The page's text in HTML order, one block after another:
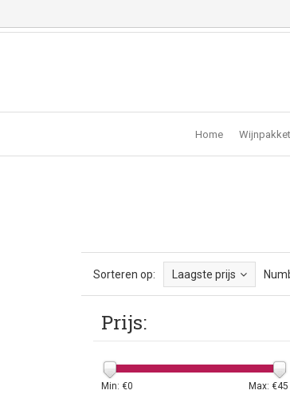
Vragen? Bel ons: +32 (0)13 - 77 11 21
Home
Sorteren op: Laagste prijs
Prijs:
Min: €0 Max: €45